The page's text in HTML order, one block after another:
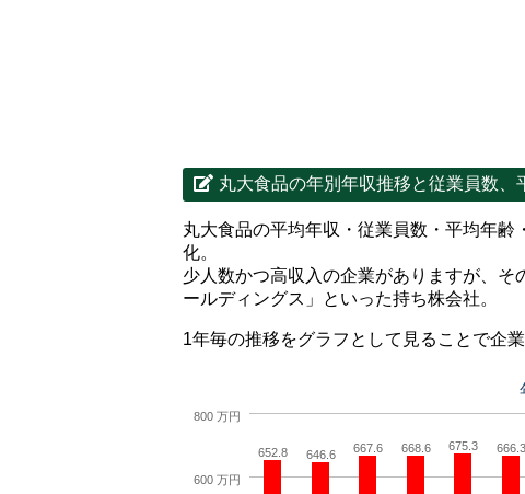
丸大食品の年別年収推移と従業員数、
丸大食品の平均年収・従業員数・平均年
化。
少人数かつ高収入の企業がありますが、
ールディングス」といった持ち株会社。
1年毎の推移をグラフとして見ることで企
652.8 646.6 667.6 668.6 675.3 666.3
600 万円
800 万円